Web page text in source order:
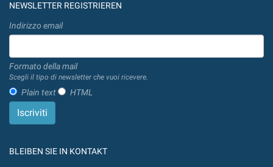
NEWSLETTER REGISTRIEREN
Indirizzo email
Formato della mail
Scegli il tipo di newsletter che vuoi ricevere.
Plain text HTML
BLEIBEN SIE IN KONTAKT